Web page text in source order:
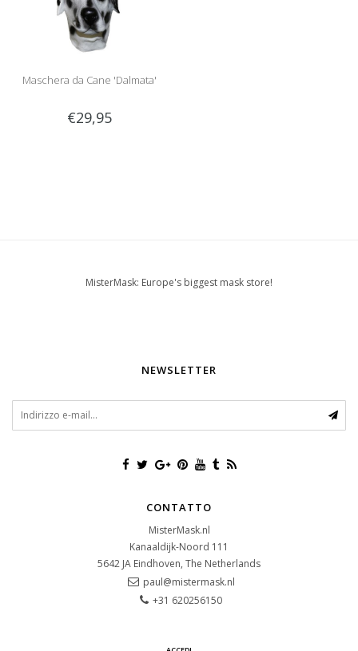
Maschera da Cane 'Dalmata'
€29,95
MisterMask: Europe's biggest mask store!
NEWSLETTER
CONTATTO
MisterMask.nl
Kanaaldijk-Noord 111
5642 JA Eindhoven, The Netherlands
paul@mistermask.nl
+31 620256150